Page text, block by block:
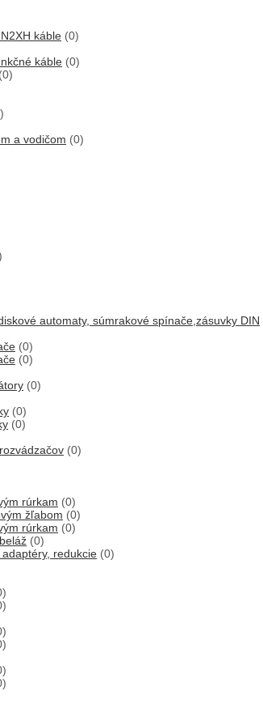
káble (0)
káble (0)
(0)
a vodičom (0)
automaty, súmrakové spínače,zásuvky DIN
(0)
(0)
(0)
(0)
(0)
(0)
rúrkam (0)
žľabom (0)
rúrkam (0)
(0)
redukcie (0)